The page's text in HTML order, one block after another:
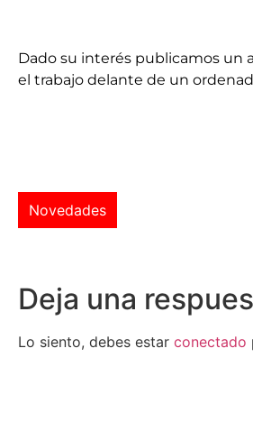
Dado su interés publicamos un
el trabajo delante de un
Novedades
Deja una
Lo siento, debes estar conectado